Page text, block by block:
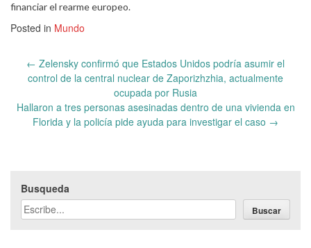
financiar el rearme europeo.
Posted in Mundo
Post
navigation
← Zelensky confirmó que Estados Unidos podría asumir el
control de la central nuclear de Zaporizhzhia, actualmente
ocupada por Rusia
Hallaron a tres personas asesinadas dentro de una vivienda en
Florida y la policía pide ayuda para investigar el caso →
Busqueda
Buscar